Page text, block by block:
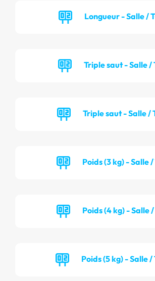
Longueur - Salle /
Triple saut - Salle /
Triple saut - Salle /
Poids (3 kg) - Salle /
Poids (4 kg) - Salle /
Poids (5 kg) - Salle /